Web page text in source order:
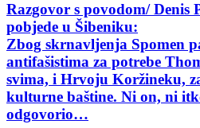
Razgovor s povodom/ Denis
pobjede u Šibeniku:
Zbog skrnavljenja Spomen
antifašistima za potrebe
svima, i Hrvoju Koržineku,
kulturne baštine. Ni on, ni
odgovorio…